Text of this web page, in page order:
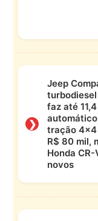
❯
Jeep
faz até
tração
R$ 80 mil,
Honda
novos